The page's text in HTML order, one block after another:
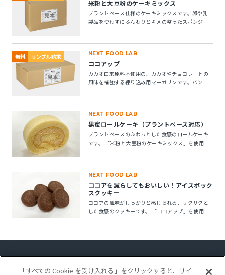
米粉と大豆粉のケーキミックス
プラントベース仕様のケーキミックスです。卵や乳
製品を使わずにふんわりとキメの整ったスポンジケ
無料 サンプル請求 NEXT FOOD LAB
ココアップ
カカオ由来原料不使用の、カカオやチョコレートの
風味を補強する練り込み用マーガリンです。パン・
NEXT FOOD LAB
黒蜜ロールケーキ（プラントベース対応）
プラントベースのふわっとした食感のロールケーキ
です。 「米粉と大豆粉のケーキミックス」を使用す
リューム感のある仕上がりになります。
NEXT FOOD LAB
ココアを減らしてもおいしい！アイスボック
スクッキー
ココアの風味がしっかりと感じられる、サクサクと
した食感のクッキーです。 「ココアップ」を使用す
「すべての Cookie を受け入れる」をクリックすると、サイ